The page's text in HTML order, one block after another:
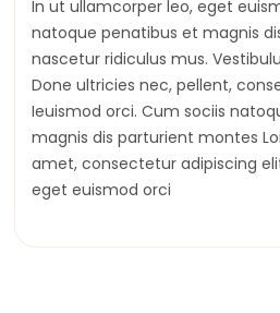
In ut ullamcorper leo, eget
natoque penatibus et magnis
nascetur ridiculus mus.
Done ultricies nec, pellent,
Ieuismod orci. Cum sociis
magnis dis parturient montes
amet, consectetur adipiscing
eget euismod orci